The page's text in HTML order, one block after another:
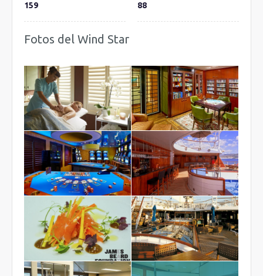
159
88
Fotos del Wind Star